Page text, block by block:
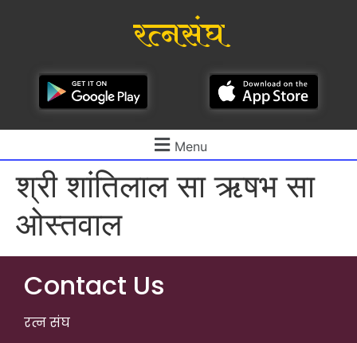
रत्नसंघ
Menu
श्री शांतिलाल सा ऋषभ सा
ओस्तवाल
Contact Us
रत्न संघ